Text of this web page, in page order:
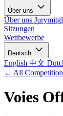
Über uns
Über uns
Sitzungen
Wettbewerbe
Deutsch
English 中文
← All
Voies